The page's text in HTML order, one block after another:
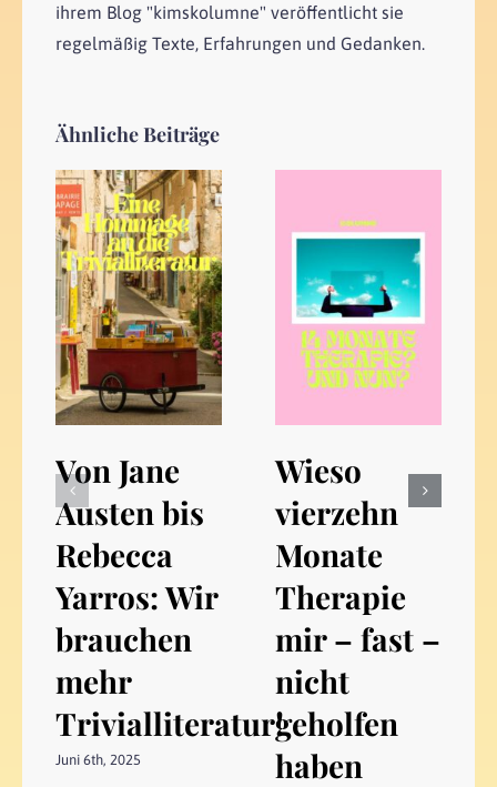
ihrem Blog "kimskolumne" veröffentlicht sie
regelmäßig Texte, Erfahrungen und Gedanken.
Ähnliche Beiträge
Von Jane
Austen bis
Rebecca
Yarros: Wir
brauchen
mehr
Trivialliteratur!
Juni 6th, 2025
Wieso
vierzehn
Monate
Therapie
mir – fast –
nicht
geholfen
haben